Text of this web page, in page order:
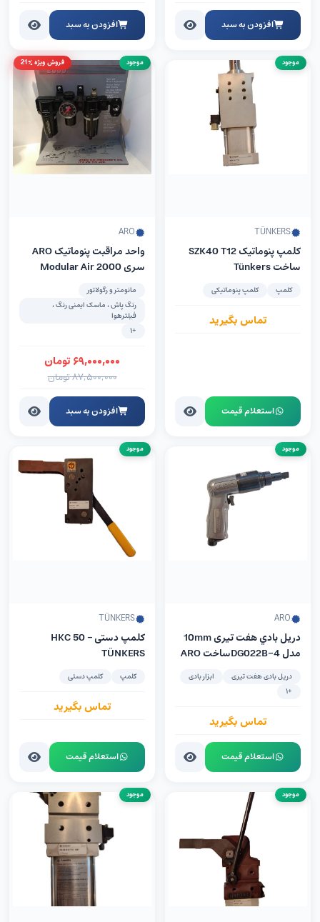
افزودن به سبد افزودن به سبد
موجود
TÜNKERS
کلمپ پنوماتیک SZK40 T12
ساخت Tünkers
کلمپ کلمپ پنوماتیکی
تماس بگیرید
استعلام قیمت
موجود فروش ویژه %21
ARO
واحد مراقبت پنوماتیک ARO
سری Modular Air 2000
مانومتر و رگولاتور
رنگ پاش ، ماسک ایمنی رنگ ،
فیلترهوا
+1
۶۹,۰۰۰,۰۰۰تومان
۸۷,۵۰۰,۰۰۰تومان
افزودن به سبد
موجود
ARO
دريل بادي هفت تیری 10mm
مدل DG022B-4ساخت ARO
دریل بادی هفت تیری
ابزار بادی
+1
تماس بگیرید
استعلام قیمت
موجود
TÜNKERS
کلمپ دستی HKC 50 –
TÜNKERS
کلمپ کلمپ دستی
تماس بگیرید
استعلام قیمت
موجود موجود